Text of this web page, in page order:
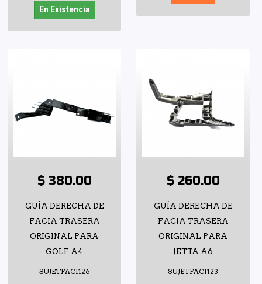
En Existencia
$ 380.00
GUÍA DERECHA DE
FACIA TRASERA
ORIGINAL PARA
GOLF A4
SUJETFACI126
$ 260.00
GUÍA DERECHA DE
FACIA TRASERA
ORIGINAL PARA
JETTA A6
SUJETFACI123